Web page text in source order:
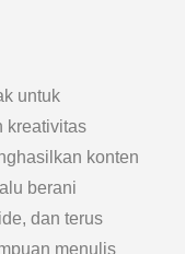
untuk
kreativitas
konten
berani
dan terus
menulis